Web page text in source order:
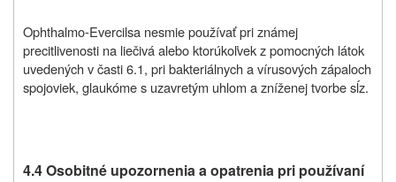
Ophthalmo-Evercilsa nesmie používať pri známej
precitlivenosti na liečivá alebo ktorúkoľvek z pomocných látok
uvedených v časti 6.1, pri bakteriálnych a vírusových zápaloch
spojoviek, glaukóme s uzavretým uhlom a zníženej tvorbe sĺz.
4.4 Osobitné upozornenia a opatrenia pri používaní